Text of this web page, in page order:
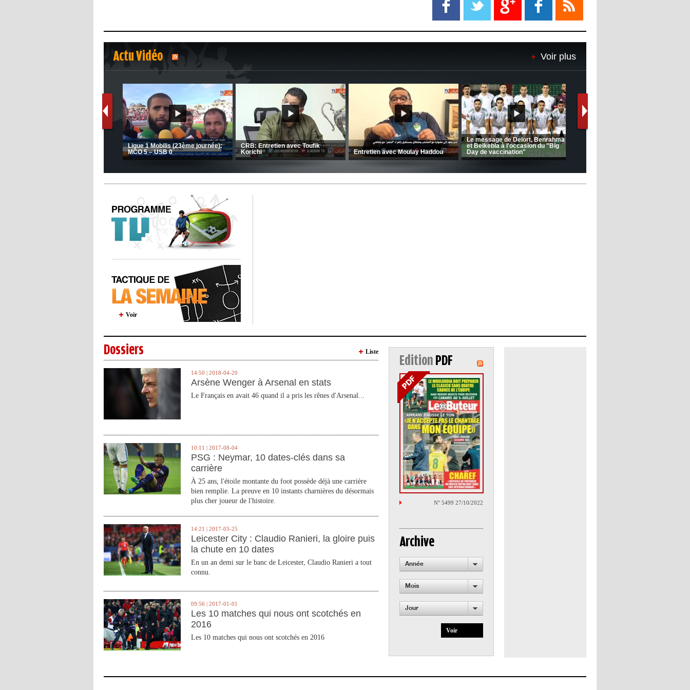
Le Barça savoure sa première
place et chambre le Real Madrid
de matchs"
12:39 - 2022/11/06
Real : Les dirigeants veulent le
départ d'Hazard cet hiver
Actu Vidéo Voir plus
1 2
Le message de Delort, Benrahma
et Belkebla à l'occasion du "Big
Day de vaccination"
Entretien avec Moulay Haddou
CRB: Entretien avec Toufik
Korichi
Ligue 1 Mobilis (23ème journée):
MCO 5 – USB 0
Voir
Dossiers Liste
14:50 | 2018-04-20
Arsène Wenger à Arsenal en stats
Le Français en avait 46 quand il a pris les rênes d'Arsenal...
10:11 | 2017-08-04
PSG : Neymar, 10 dates-clés dans sa
carrière
À 25 ans, l'étoile montante du foot possède déjà une carrière
bien remplie. La preuve en 10 instants charnières du désormais
plus cher joueur de l'histoire.
14:21 | 2017-03-25
Leicester City : Claudio Ranieri, la gloire puis
la chute en 10 dates
En un an demi sur le banc de Leicester, Claudio Ranieri a tout
connu.
09:56 | 2017-01-01
Les 10 matches qui nous ont scotchés en
2016
Les 10 matches qui nous ont scotchés en 2016
Edition PDF
N° 5499 27/10/2022
Archive
Année
Mois
Jour
Voir